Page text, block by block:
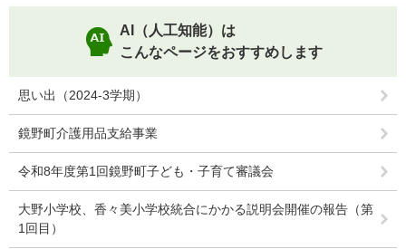
AI（人工知能）は
こんなページをおすすめします
思い出（2024-3学期）
鏡野町介護用品支給事業
令和8年度第1回鏡野町子ども・子育て審議会
大野小学校、香々美小学校統合にかかる説明会開催の報告（第
1回目）